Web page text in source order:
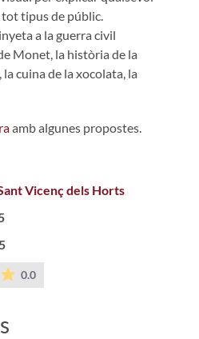
tot tipus de públic.
a la guerra civil
Monet, la història de la
cuina de la xocolata, la
amb algunes propostes.
Vicenç dels Horts
0.0The average rating is 0 stars